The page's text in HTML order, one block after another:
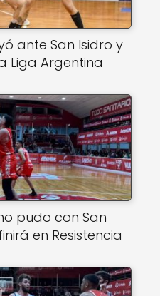
ante San Isidro y
Liga Argentina
pudo con San
en Resistencia